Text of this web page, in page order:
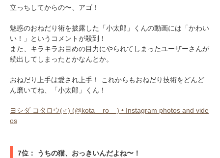
立っちしてからの〜、アゴ！
魅惑のおねだり術を披露した「小太郎」くんの動画には「かわい
い！」というコメントが殺到！
また、キラキラお目めの目力にやられてしまったユーザーさんが
続出してしまったとかなんとか。
おねだり上手は愛され上手！ これからもおねだり技術をどんど
ん磨いてね、「小太郎」くん！
ヨシダ コタロウ(♂) (@kota__ro__) • Instagram photos and vide
os
7位： うちの猫、おっきいんだよね〜！